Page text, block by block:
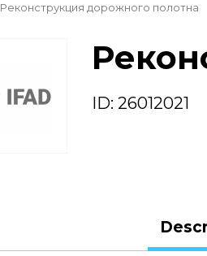
Реконструкция дорожного полотна
ID: 26012021